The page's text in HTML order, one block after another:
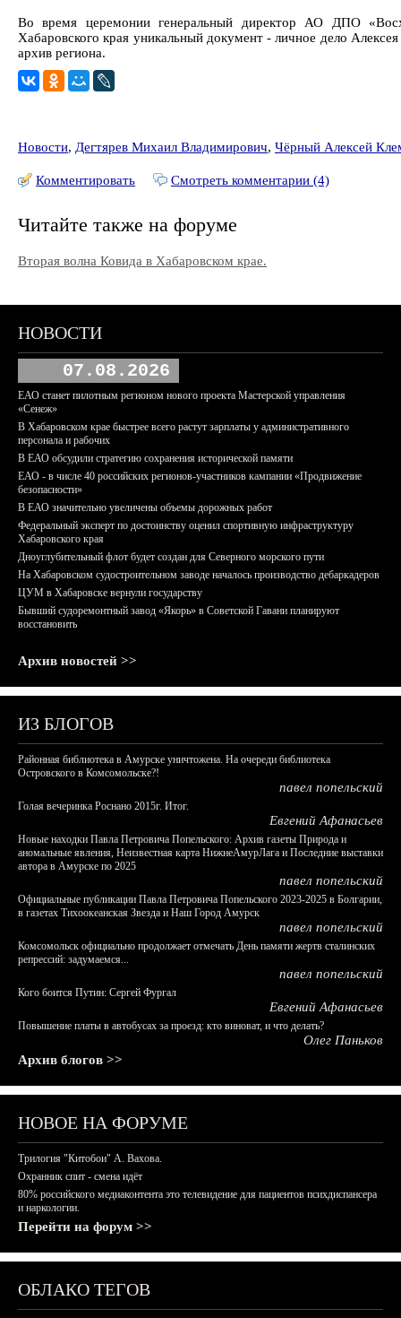
Во время церемонии генеральный директор АО ДПО
Хабаровского края уникальный документ - личное дело
архив региона.
Новости, Дегтярев Михаил Владимирович, Чёрный Алексей
Комментировать Смотреть комментарии (4)
Читайте также на форуме
Вторая волна Ковида в Хабаровском крае.
НОВОСТИ
07.08.2026
ЕАО станет пилотным регионом нового проекта Мастерской управления
«Сенеж»
В Хабаровском крае быстрее всего растут зарплаты у административного
персонала и рабочих
В ЕАО обсудили стратегию сохранения исторической памяти
ЕАО - в числе 40 российских регионов-участников кампании «Продвижение
безопасности»
В ЕАО значительно увеличены объемы дорожных работ
Федеральный эксперт по достоинству оценил спортивную инфраструктуру
Хабаровского края
Дноуглубительный флот будет создан для Северного морского пути
На Хабаровском судостроительном заводе началось производство дебаркадеров
ЦУМ в Хабаровске вернули государству
Бывший судоремонтный завод «Якорь» в Советской Гавани планируют
восстановить
Архив новостей >>
ИЗ БЛОГОВ
Районная библиотека в Амурске уничтожена. На очереди библиотека
Островского в Комсомольске?!
павел попельский
Голая вечеринка Роснано 2015г. Итог.
Евгений Афанасьев
Новые находки Павла Петровича Попельского: Архив газеты Природа и
аномальные явления, Неизвестная карта НижнеАмурЛага и Последние выставки
автора в Амурске по 2025
павел попельский
Официальные публикации Павла Петровича Попельского 2023-2025 в Болгарии,
в газетах Тихоокеанская Звезда и Наш Город Амурск
павел попельский
Комсомольск официально продолжает отмечать День памяти жертв сталинских
репрессий: задумаемся...
павел попельский
Кого боится Путин: Сергей Фургал
Евгений Афанасьев
Повышение платы в автобусах за проезд: кто виноват, и что делать?
Олег Паньков
Архив блогов >>
НОВОЕ НА ФОРУМЕ
Трилогия "Китобои" А. Вахова.
Охранник спит - смена идёт
80% российского медиаконтента это телевидение для пациентов психдиспансера
и наркологии.
Перейти на форум >>
ОБЛАКО ТЕГОВ